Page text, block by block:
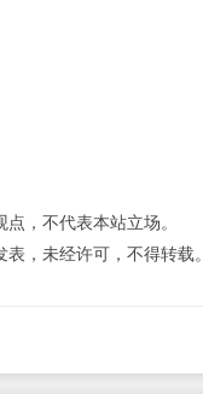
，不代表本站立场。
，未经许可，不得转载。